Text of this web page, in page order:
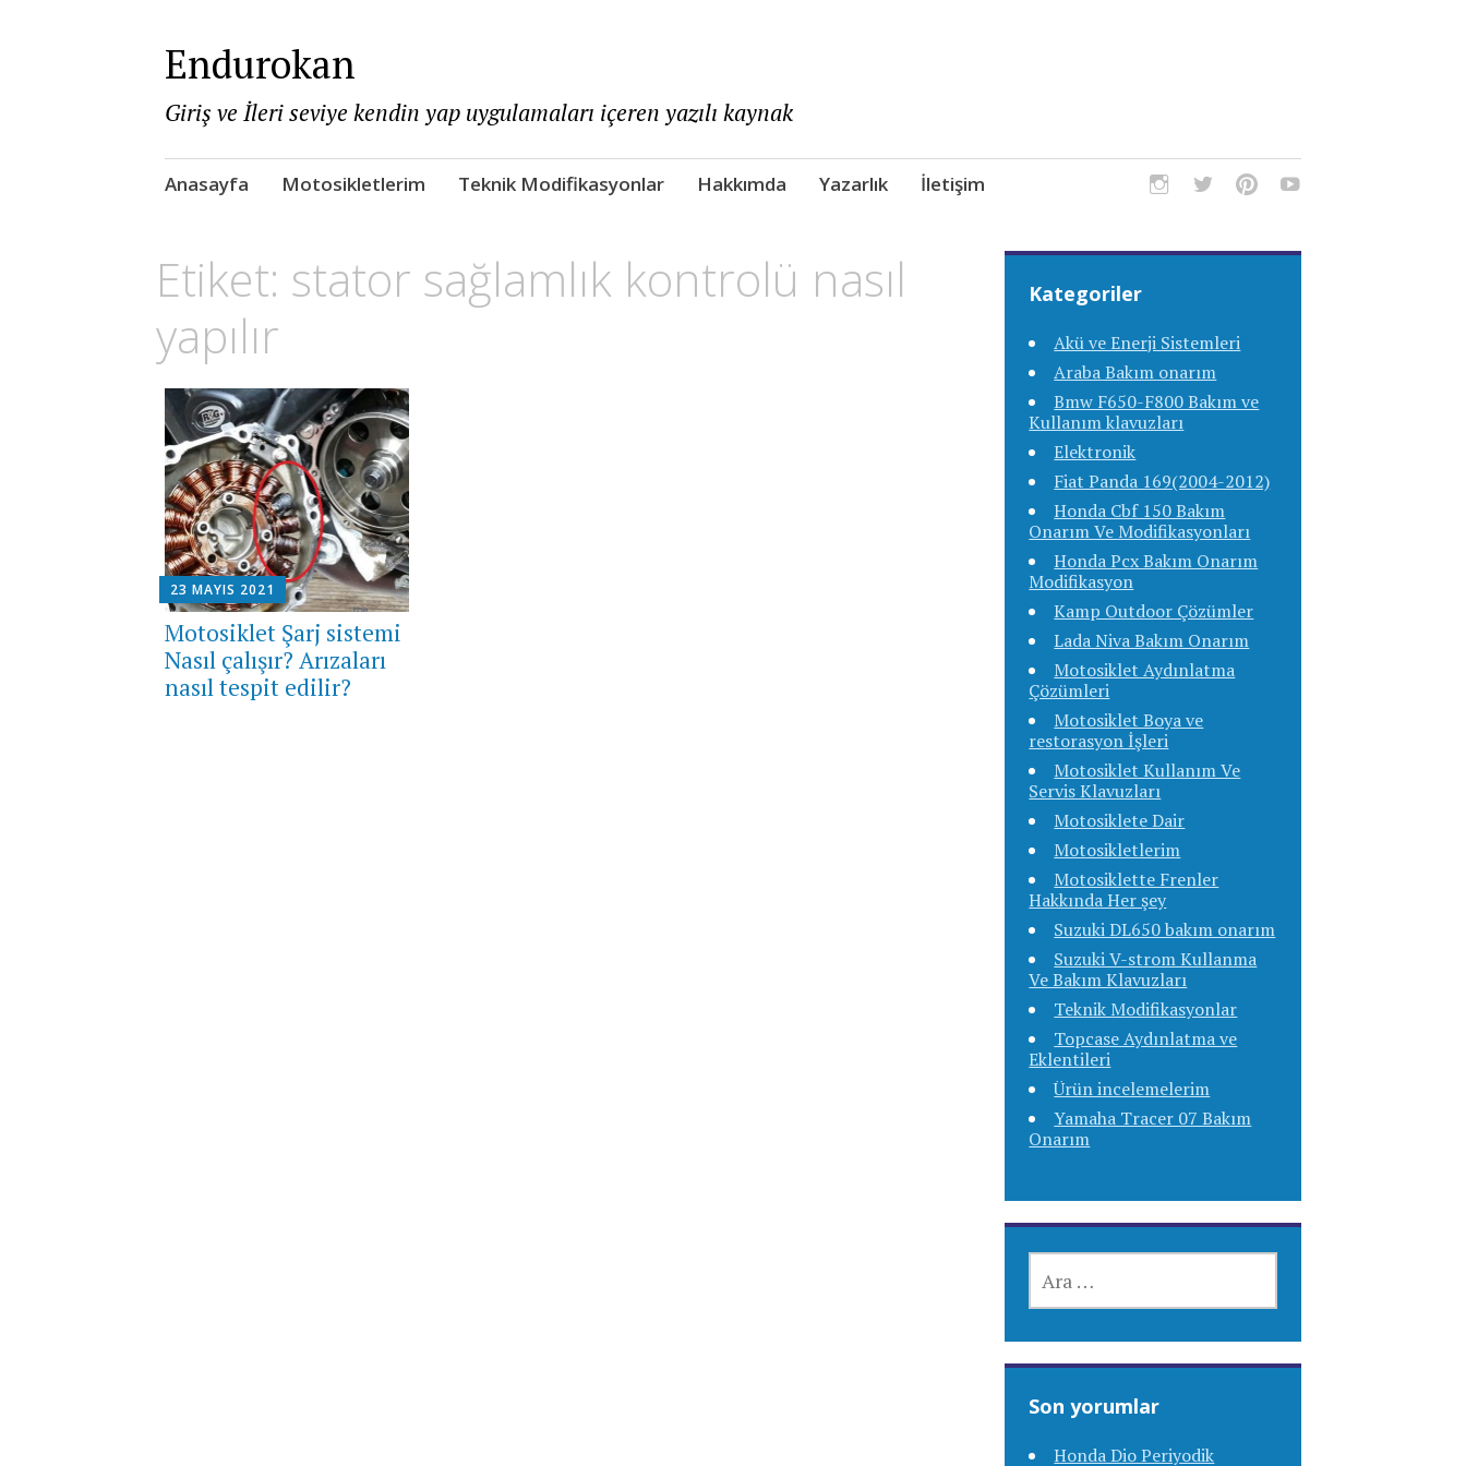
Endurokan
Giriş ve İleri seviye kendin yap uygulamaları içeren yazılı kaynak
Skip
Anasayfa Motosikletlerim Teknik Modifikasyonlar Hakkımda Yazarlık İletişim
Etiket: stator sağlamlık kontrolü nasıl
yapılır
23 MAYIS 2021
Motosiklet Şarj sistemi
Nasıl çalışır? Arızaları
nasıl tespit edilir?
Kategoriler
Akü ve Enerji Sistemleri
Araba Bakım onarım
Bmw F650-F800 Bakım ve
Kullanım klavuzları
Elektronik
Fiat Panda 169(2004-2012)
Honda Cbf 150 Bakım
Onarım Ve Modifikasyonları
Honda Pcx Bakım Onarım
Modifikasyon
Kamp Outdoor Çözümler
Lada Niva Bakım Onarım
Motosiklet Aydınlatma
Çözümleri
Motosiklet Boya ve
restorasyon İşleri
Motosiklet Kullanım Ve
Servis Klavuzları
Motosiklete Dair
Motosikletlerim
Motosiklette Frenler
Hakkında Her şey
Suzuki DL650 bakım onarım
Suzuki V-strom Kullanma
Ve Bakım Klavuzları
Teknik Modifikasyonlar
Topcase Aydınlatma ve
Eklentileri
Ürün incelemelerim
Yamaha Tracer 07 Bakım
Onarım
Son yorumlar
Honda Dio Periyodik